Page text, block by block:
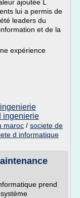
ajoutée L
lui a permis de
leaders du
et de la
expérience
ingenierie
maroc / societe de
d informatique
prend